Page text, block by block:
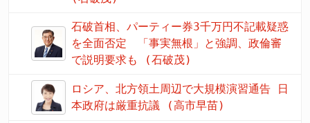
石破首相、パーティー券3千万円不記載疑惑
を全面否定 「事実無根」と強調、政倫審
で説明要求も (石破茂)
ロシア、北方領土周辺で大規模演習通告 日
本政府は厳重抗議 (高市早苗)